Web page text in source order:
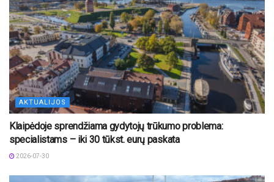
AKTUALIJOS
Klaipėdoje sprendžiama gydytojų trūkumo problema:
specialistams – iki 30 tūkst. eurų paskata
2026-07-30